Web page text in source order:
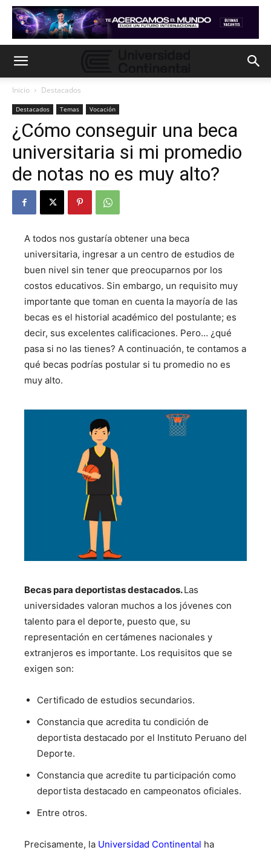
Inicio Destacados
Destacados Temas Vocación
¿Cómo conseguir una beca
universitaria si mi promedio
de notas no es muy alto?
A todos nos gustaría obtener una beca
universitaria, ingresar a un centro de estudios de
buen nivel sin tener que preocuparnos por los
costos educativos. Sin embargo, un requisito muy
importante que toman en cuenta la mayoría de las
becas es el historial académico del postulante; es
decir, sus excelentes calificaciones. Pero… ¿qué
pasa si no las tienes? A continuación, te contamos a
qué becas podrías postular si tu promedio no es
muy alto.
Becas para deportistas destacados.Las
universidades valoran muchos a los jóvenes con
talento para el deporte, puesto que, su
representación en certámenes nacionales y
extranjeros es importante. Los requisitos que se
exigen son:
Certificado de estudios secundarios.
Constancia que acredita tu condición de
deportista destacado por el Instituto Peruano del
Deporte.
Constancia que acredite tu participación como
deportista destacado en campeonatos oficiales.
Entre otros.
Precisamente, la Universidad Continental ha